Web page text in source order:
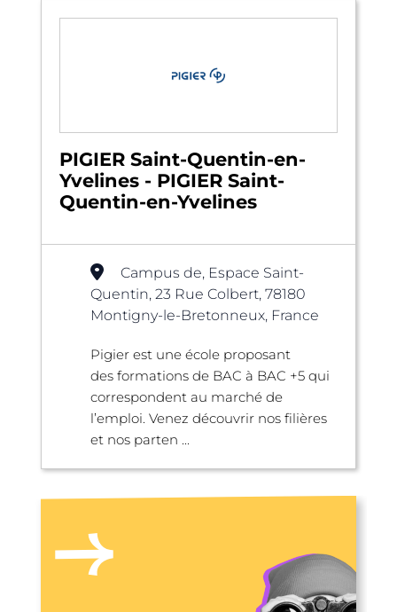
PIGIER Saint-Quentin-en-
Yvelines - PIGIER Saint-
Quentin-en-Yvelines
Campus de, Espace Saint-
Quentin, 23 Rue Colbert, 78180
Montigny-le-Bretonneux, France
Pigier est une école proposant
des formations de BAC à BAC +5 qui
correspondent au marché de
l’emploi. Venez découvrir nos filières
et nos parten ...